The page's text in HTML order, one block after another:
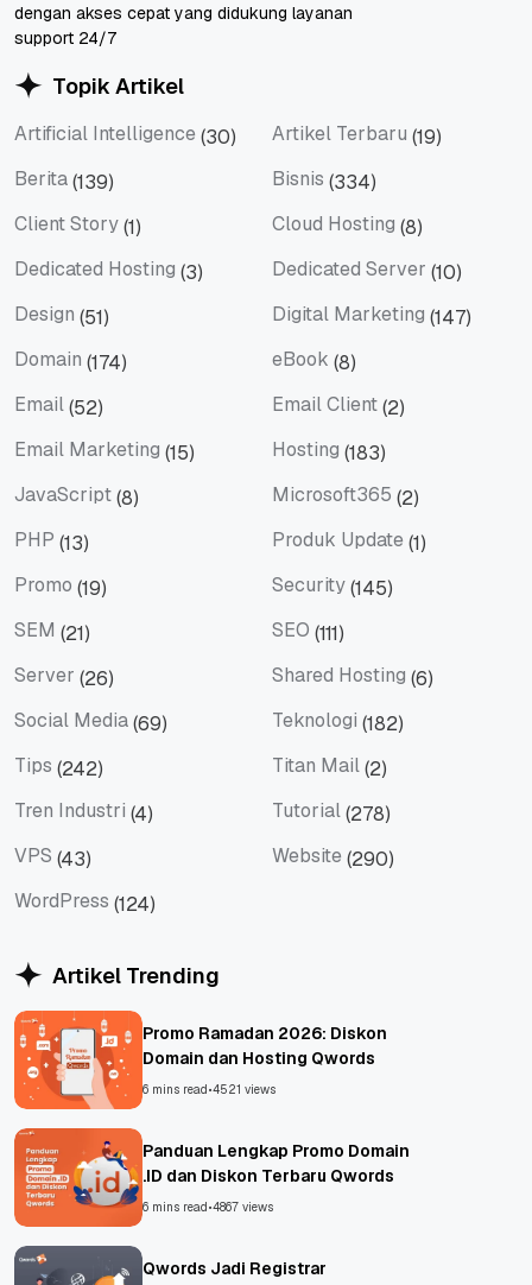
dengan akses cepat yang didukung layanan
support 24/7
Topik Artikel
Artificial Intelligence (30) Artikel Terbaru (19)
Berita(139) Bisnis (334)
Client Story(1) Cloud Hosting (8)
Dedicated Hosting (3) Dedicated Server (10)
Design (51) Digital Marketing (147)
Domain (174) eBook (8)
Email(52) Email Client(2)
Email Marketing (15) Hosting (183)
JavaScript(8) Microsoft365 (2)
PHP (13) Produk Update (1)
Promo (19) Security(145)
SEM (21) SEO (111)
Server (26) Shared Hosting (6)
Social Media(69) Teknologi (182)
Tips (242) Titan Mail(2)
Tren Industri (4) Tutorial(278)
VPS (43) Website (290)
WordPress (124)
Artikel Trending
Promo Ramadan 2026: Diskon
Domain dan Hosting Qwords
6 mins read•4521 views
Panduan Lengkap Promo Domain
.ID dan Diskon Terbaru Qwords
6 mins read•4867 views
Qwords Jadi Registrar